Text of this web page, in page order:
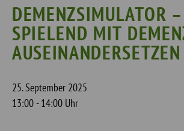
DEMENZSIMULATOR –
SPIELEND MIT
AUSEINANDERSETZEN
25. September 2025
13:00 - 14:00 Uhr